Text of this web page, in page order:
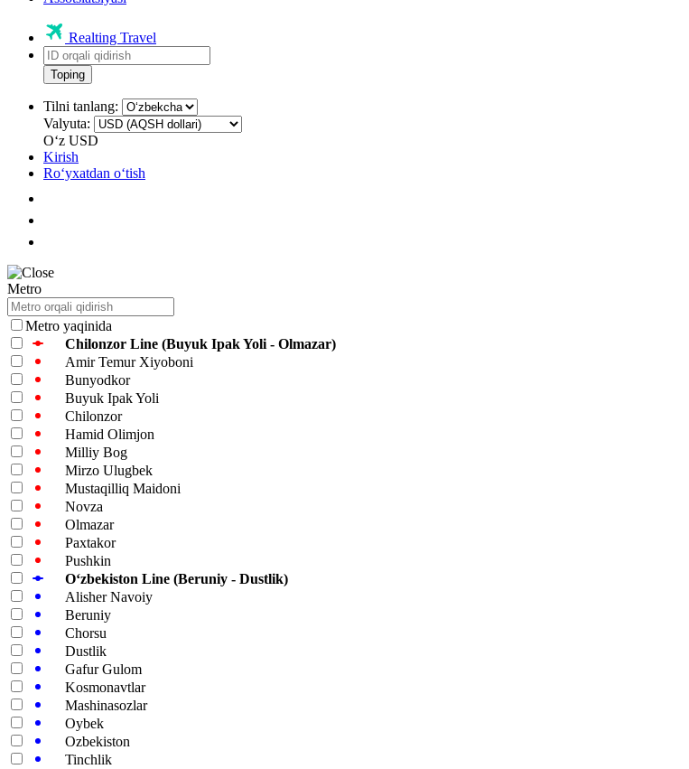
Realting Travel
Toping
Tilni tanlang:
Valyuta:
Oʻz USD
Kirish
Roʻyxatdan oʻtish
Metro
Metro yaqinida
Chilonzor Line (Buyuk Ipak Yoli - Olmazar)
Amir Temur Xiyoboni
Bunyodkor
Buyuk Ipak Yoli
Chilonzor
Hamid Olimjon
Milliy Bog
Mirzo Ulugbek
Mustaqilliq Maidoni
Novza
Olmazar
Paxtakor
Pushkin
Oʻzbekiston Line (Beruniy - Dustlik)
Alisher Navoiy
Beruniy
Chorsu
Dustlik
Gafur Gulom
Kosmonavtlar
Mashinasozlar
Oybek
Ozbekiston
Tinchlik